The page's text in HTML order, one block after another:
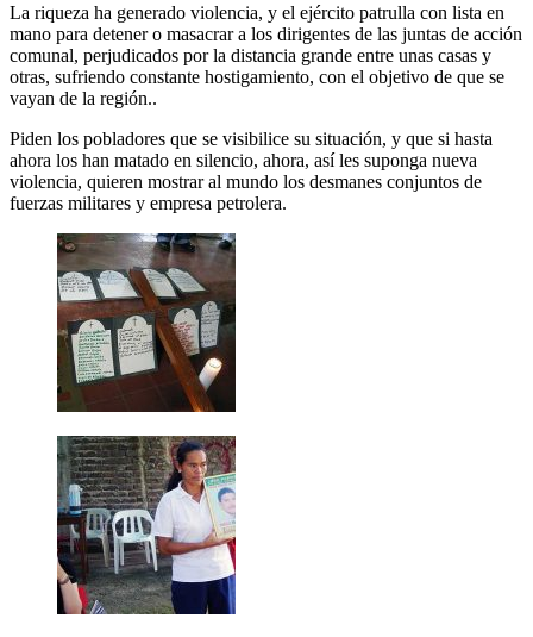
La riqueza ha generado violencia, y el ejército patrulla con lista en
mano para detener o masacrar a los dirigentes de las juntas de acción
comunal, perjudicados por la distancia grande entre unas casas y
otras, sufriendo constante hostigamiento, con el objetivo de que se
vayan de la región..
Piden los pobladores que se visibilice su situación, y que si hasta
ahora los han matado en silencio, ahora, así les suponga nueva
violencia, quieren mostrar al mundo los desmanes conjuntos de
fuerzas militares y empresa petrolera.